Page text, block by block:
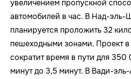
увеличением пропускной
автомобилей в час. В Над-эль-
планируется проложить 32
пешеходными зонами. Проект
сократит время в пути для
минут до 3,5 минут. В Вади-